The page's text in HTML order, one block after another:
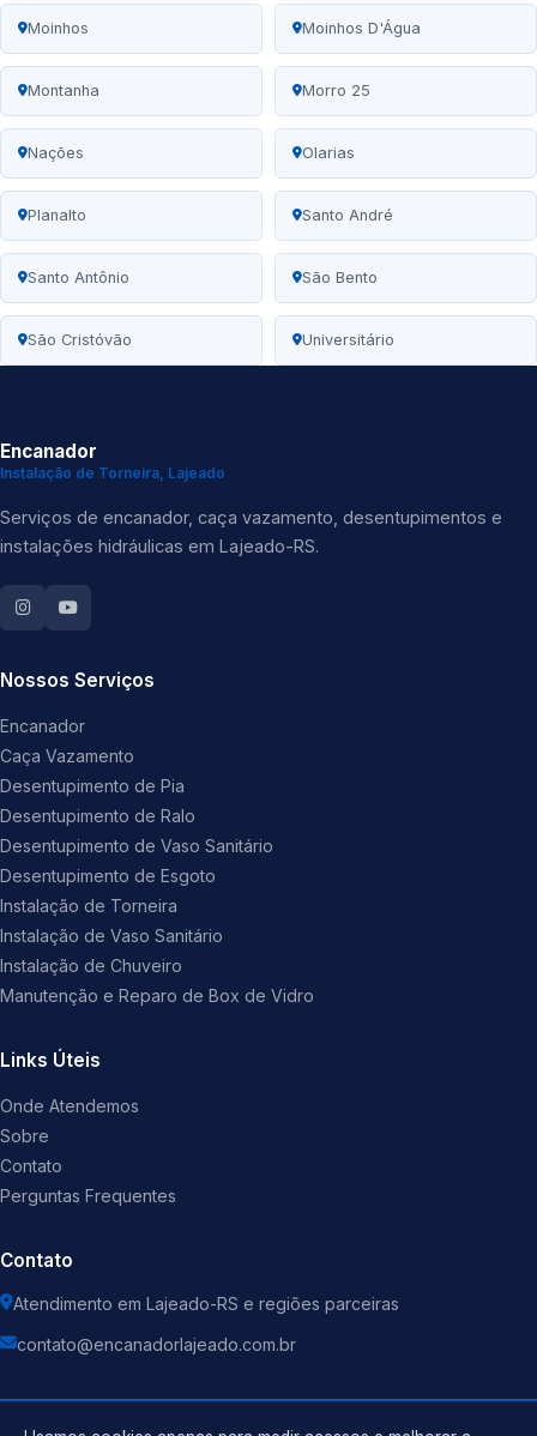
Moinhos Moinhos D'Água
Montanha Morro 25
Nações Olarias
Planalto Santo André
Santo Antônio São Bento
São Cristóvão Universitário
Encanador
Instalação de Torneira, Lajeado
Serviços de encanador, caça vazamento, desentupimentos e
instalações hidráulicas em Lajeado-RS.
Nossos Serviços
Encanador
Caça Vazamento
Desentupimento de Pia
Desentupimento de Ralo
Desentupimento de Vaso Sanitário
Desentupimento de Esgoto
Instalação de Torneira
Instalação de Vaso Sanitário
Instalação de Chuveiro
Manutenção e Reparo de Box de Vidro
Links Úteis
Onde Atendemos
Sobre
Contato
Perguntas Frequentes
Contato
Atendimento em Lajeado-RS e regiões parceiras
contato@encanadorlajeado.com.br